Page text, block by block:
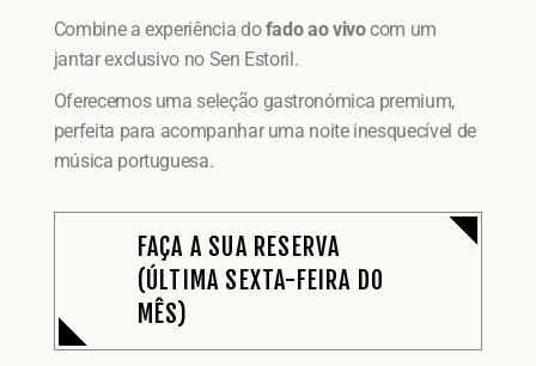
Combine a experiência dofado ao vivocom um
jantar exclusivo no Sen Estoril.
Oferecemos uma seleção gastronómica premium,
perfeita para acompanhar uma noite inesquecível de
música portuguesa.
FAÇA A SUA RESERVA
(ÚLTIMA SEXTA-FEIRA DO
MÊS)